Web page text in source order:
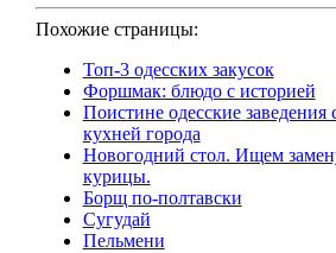
Похожие страницы:
Топ-3 одесских закусок
Форшмак: блюдо с историей
Поистине одесские заведения
кухней города
Новогодний стол. Ищем
курицы.
Борщ по-полтавски
Сугудай
Пельмени